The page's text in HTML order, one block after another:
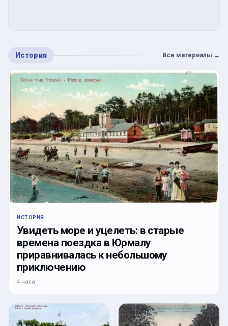
История Все материалы →
ИСТОРИЯ
Увидеть море и уцелеть: в старые
времена поездка в Юрмалу
приравнивалась к небольшому
приключению
4 часа